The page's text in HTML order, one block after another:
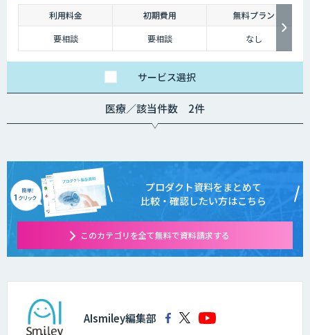
利用料金 初期費用
無料プラン
要相談
要相談 なし
サービス選択
医療／該当件数 2件
プロダクト資料をまとめて
比較・確認したい方はこちら
このカテゴリを全て無料で資料請求する
AIsmiley編集部